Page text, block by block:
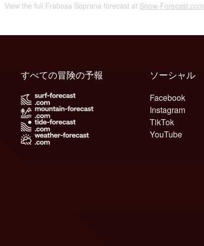
View the full Frabosa Soprana forecast at Snow-Forecast.com
ソーシャル
Facebook
Instagram
TikTok
YouTube
すべての冒険の予報